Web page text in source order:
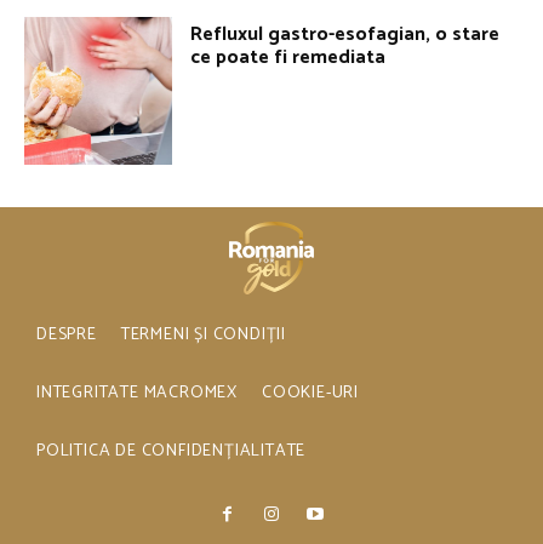
Refluxul gastro-esofagian, o stare
ce poate fi remediata
DESPRE TERMENI ȘI CONDIȚII
INTEGRITATE MACROMEX COOKIE-URI
POLITICA DE CONFIDENȚIALITATE